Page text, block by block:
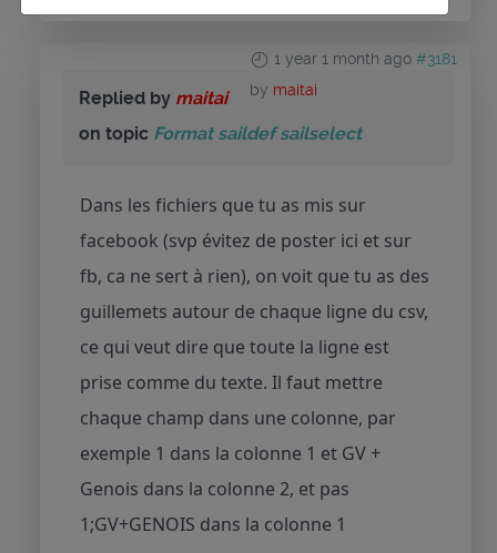
1 year 1 month ago #3181
by maitai
Replied by maitai
on topic Format saildef sailselect
Dans les fichiers que tu as mis sur
facebook (svp évitez de poster ici et sur
fb, ca ne sert à rien), on voit que tu as des
guillemets autour de chaque ligne du csv,
ce qui veut dire que toute la ligne est
prise comme du texte. Il faut mettre
chaque champ dans une colonne, par
exemple 1 dans la colonne 1 et GV +
Genois dans la colonne 2, et pas
1;GV+GENOIS dans la colonne 1